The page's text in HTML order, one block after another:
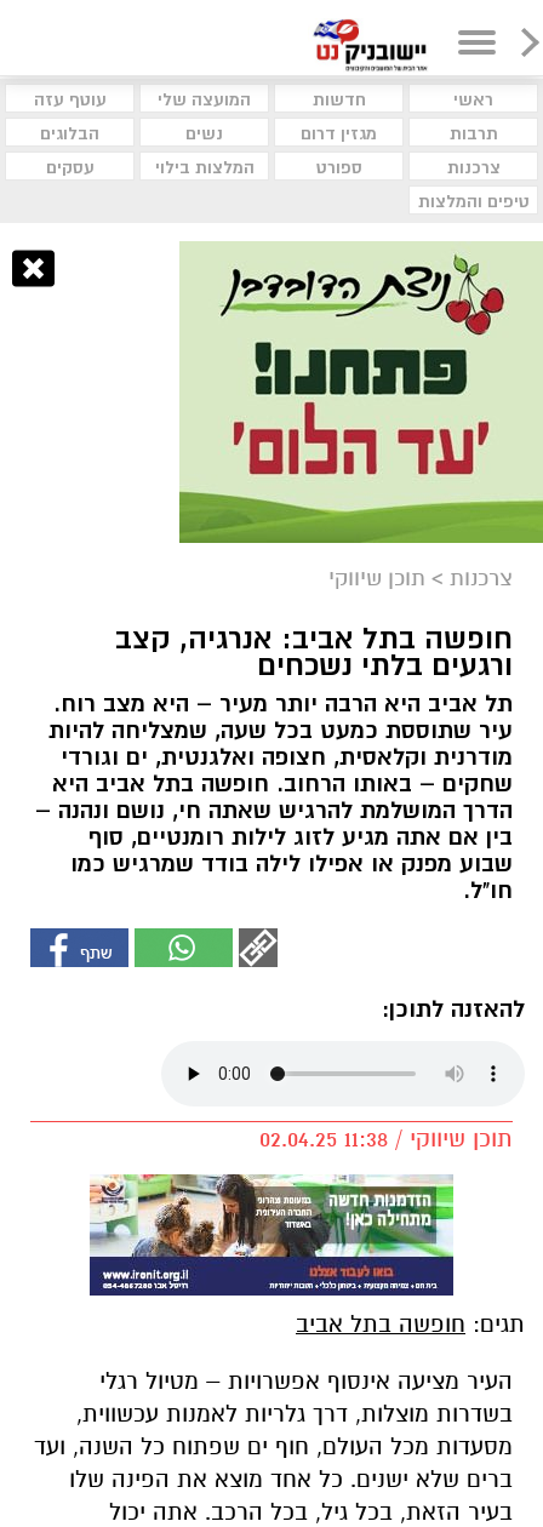
ראשי חדשות המועצה שלי
עוטף עזה
תרבות
מגזין דרום נשים
הבלוגים
צרכנות
ספורט המלצות בילוי
עסקים
טיפים והמלצות
צרכנות > תוכן שיווקי
חופשה בתל אביב: אנרגיה, קצב
ורגעים בלתי נשכחים
תל אביב היא הרבה יותר מעיר – היא מצב רוח.
עיר שתוססת כמעט בכל שעה, שמצליחה להיות
מודרנית וקלאסית, חצופה ואלגנטית, ים וגורדי
שחקים – באותו הרחוב. חופשה בתל אביב היא
הדרך המושלמת להרגיש שאתה חי, נושם ונהנה –
בין אם אתה מגיע לזוג לילות רומנטיים, סוף
שבוע מפנק או אפילו לילה בודד שמרגיש כמו
חו"ל.
להאזנה לתוכן:
תוכן שיווקי / 11:38 02.04.25
תגים: חופשה בתל אביב
העיר מציעה אינסוף אפשרויות – מטיול רגלי
בשדרות מוצלות, דרך גלריות לאמנות עכשווית,
מסעדות מכל העולם, חוף ים שפתוח כל השנה, ועד
ברים שלא ישנים. כל אחד מוצא את הפינה שלו
בעיר הזאת, בכל גיל, בכל הרכב. אתה יכול